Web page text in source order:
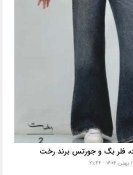
فلر بگ و جورتس برند رخت
- ۲۱:۴۴